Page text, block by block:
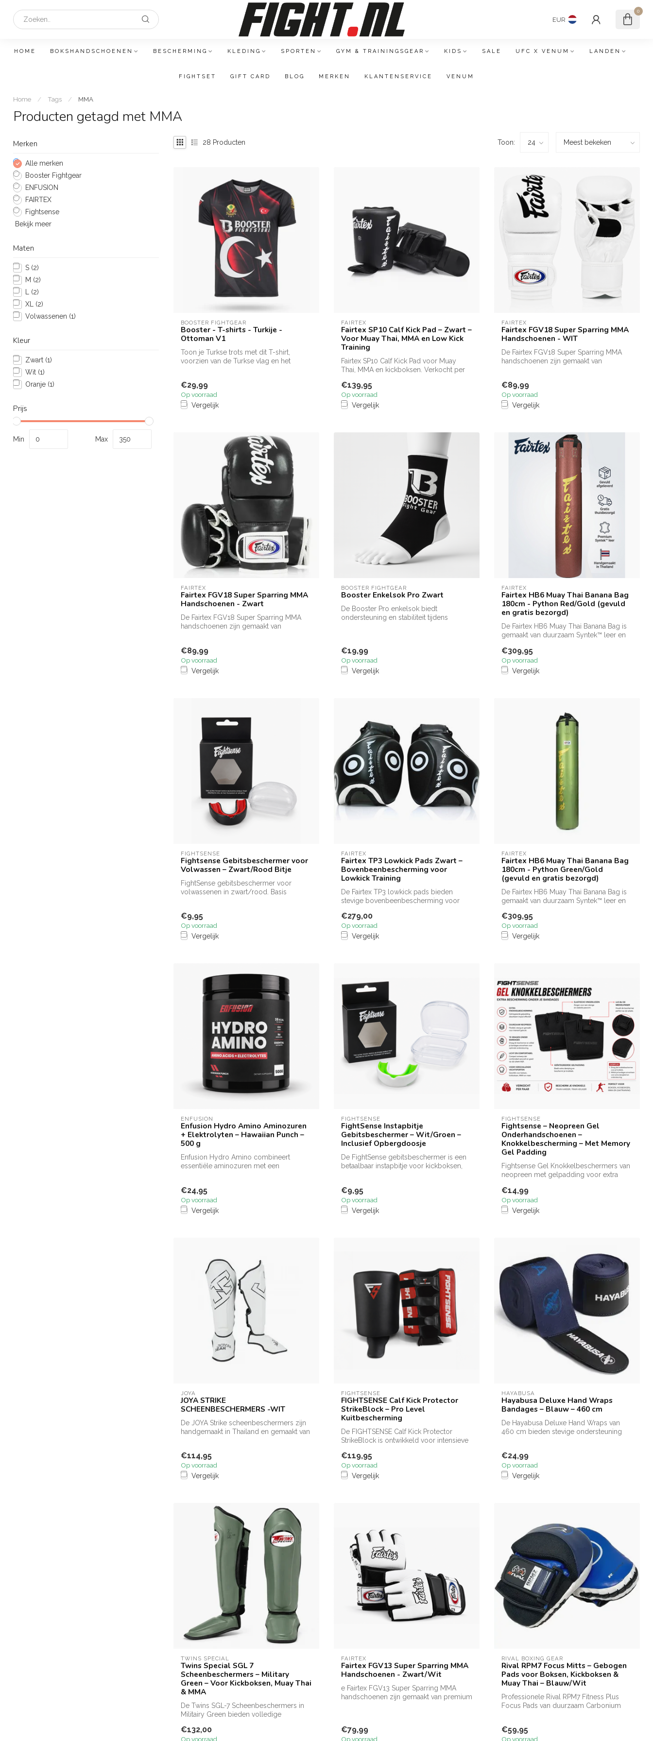
EUR
0
HOME BOKSHANDSCHOENEN BESCHERMING KLEDING SPORTEN GYM & TRAININGSGEAR KIDS SALE UFC X VENUM LANDEN
FIGHTSET GIFT CARD BLOG MERKEN KLANTENSERVICE VENUM
Home / Tags / MMA
Producten getagd met MMA
Merken
Alle merken
Booster Fightgear
ENFUSION
FAIRTEX
Fightsense
Bekijk meer
Maten
S (2)
M (2)
(2)
XL (2)
Volwassenen (1)
Kleur
Zwart (1)
Wit (1)
Oranje (1)
Prijs
Min Max
28 Producten Toon:
BOOSTER FIGHTGEAR
Booster - T-shirts - Turkije -
Ottoman V1
Toon je Turkse trots met dit T-shirt,
voorzien van de Turkse vlag en het
€29,99
Op voorraad
Vergelijk
FAIRTEX
Fairtex SP10 Calf Kick Pad – Zwart –
Voor Muay Thai, MMA en Low Kick
Training
Fairtex SP10 Calf Kick Pad voor Muay
Thai, MMA en kickboksen. Verkocht per
€139,95
Op voorraad
Vergelijk
FAIRTEX
Fairtex FGV18 Super Sparring MMA
Handschoenen - WIT
De Fairtex FGV18 Super Sparring MMA
handschoenen zijn gemaakt van
€89,99
Op voorraad
Vergelijk
FAIRTEX
Fairtex FGV18 Super Sparring MMA
Handschoenen - Zwart
De Fairtex FGV18 Super Sparring MMA
handschoenen zijn gemaakt van
€89,99
Op voorraad
Vergelijk
BOOSTER FIGHTGEAR
Booster Enkelsok Pro Zwart
De Booster Pro enkelsok biedt
ondersteuning en stabiliteit tijdens
€19,99
Op voorraad
Vergelijk
FAIRTEX
Fairtex HB6 Muay Thai Banana Bag
180cm - Python Red/Gold (gevuld
en gratis bezorgd)
De Fairtex HB6 Muay Thai Banana Bag is
gemaakt van duurzaam Syntek™ leer en
€309,95
Op voorraad
Vergelijk
FIGHTSENSE
Fightsense Gebitsbeschermer voor
Volwassen – Zwart/Rood Bitje
FightSense gebitsbeschermer voor
volwassenen in zwart/rood. Basis
€9,95
Op voorraad
Vergelijk
FAIRTEX
Fairtex TP3 Lowkick Pads Zwart –
Bovenbeenbescherming voor
Lowkick Training
De Fairtex TP3 lowkick pads bieden
stevige bovenbeenbescherming voor
€279,00
Op voorraad
Vergelijk
FAIRTEX
Fairtex HB6 Muay Thai Banana Bag
180cm - Python Green/Gold
(gevuld en gratis bezorgd)
De Fairtex HB6 Muay Thai Banana Bag is
gemaakt van duurzaam Syntek™ leer en
€309,95
Op voorraad
Vergelijk
ENFUSION
Enfusion Hydro Amino Aminozuren
+ Elektrolyten – Hawaiian Punch –
500 g
Enfusion Hydro Amino combineert
essentiële aminozuren met een
€24,95
Op voorraad
Vergelijk
FIGHTSENSE
FightSense Instapbitje
Gebitsbeschermer – Wit/Groen –
Inclusief Opbergdoosje
De FightSense gebitsbeschermer is een
betaalbaar instapbitje voor kickboksen,
€9,95
Op voorraad
Vergelijk
FIGHTSENSE
Fightsense – Neopreen Gel
Onderhandschoenen –
Knokkelbescherming – Met Memory
Gel Padding
Fightsense Gel Knokkelbeschermers van
neopreen met gelpadding voor extra
€14,99
Op voorraad
Vergelijk
JOYA
JOYA STRIKE
SCHEENBESCHERMERS -WIT
De JOYA Strike scheenbeschermers zijn
handgemaakt in Thailand en gemaakt van
€114,95
Op voorraad
Vergelijk
FIGHTSENSE
FIGHTSENSE Calf Kick Protector
StrikeBlock – Pro Level
Kuitbescherming
De FIGHTSENSE Calf Kick Protector
StrikeBlock is ontwikkeld voor intensieve
€119,95
Op voorraad
Vergelijk
HAYABUSA
Hayabusa Deluxe Hand Wraps
Bandages – Blauw – 460 cm
De Hayabusa Deluxe Hand Wraps van
460 cm bieden stevige ondersteuning
€24,99
Op voorraad
Vergelijk
TWINS SPECIAL
Twins Special SGL 7
Scheenbeschermers – Military
Green – Voor Kickboksen, Muay Thai
& MMA
De Twins SGL-7 Scheenbeschermers in
Militairy Green bieden volledige
€132,00
Op voorraad
FAIRTEX
Fairtex FGV13 Super Sparring MMA
Handschoenen - Zwart/Wit
e Fairtex FGV13 Super Sparring MMA
handschoenen zijn gemaakt van premium
€79,99
Op voorraad
RIVAL BOXING GEAR
Rival RPM7 Focus Mitts – Gebogen
Pads voor Boksen, Kickboksen &
Muay Thai – Blauw/Wit
Professionele Rival RPM7 Fitness Plus
Focus Pads van duurzaam Carbonium
€59,95
Op voorraad